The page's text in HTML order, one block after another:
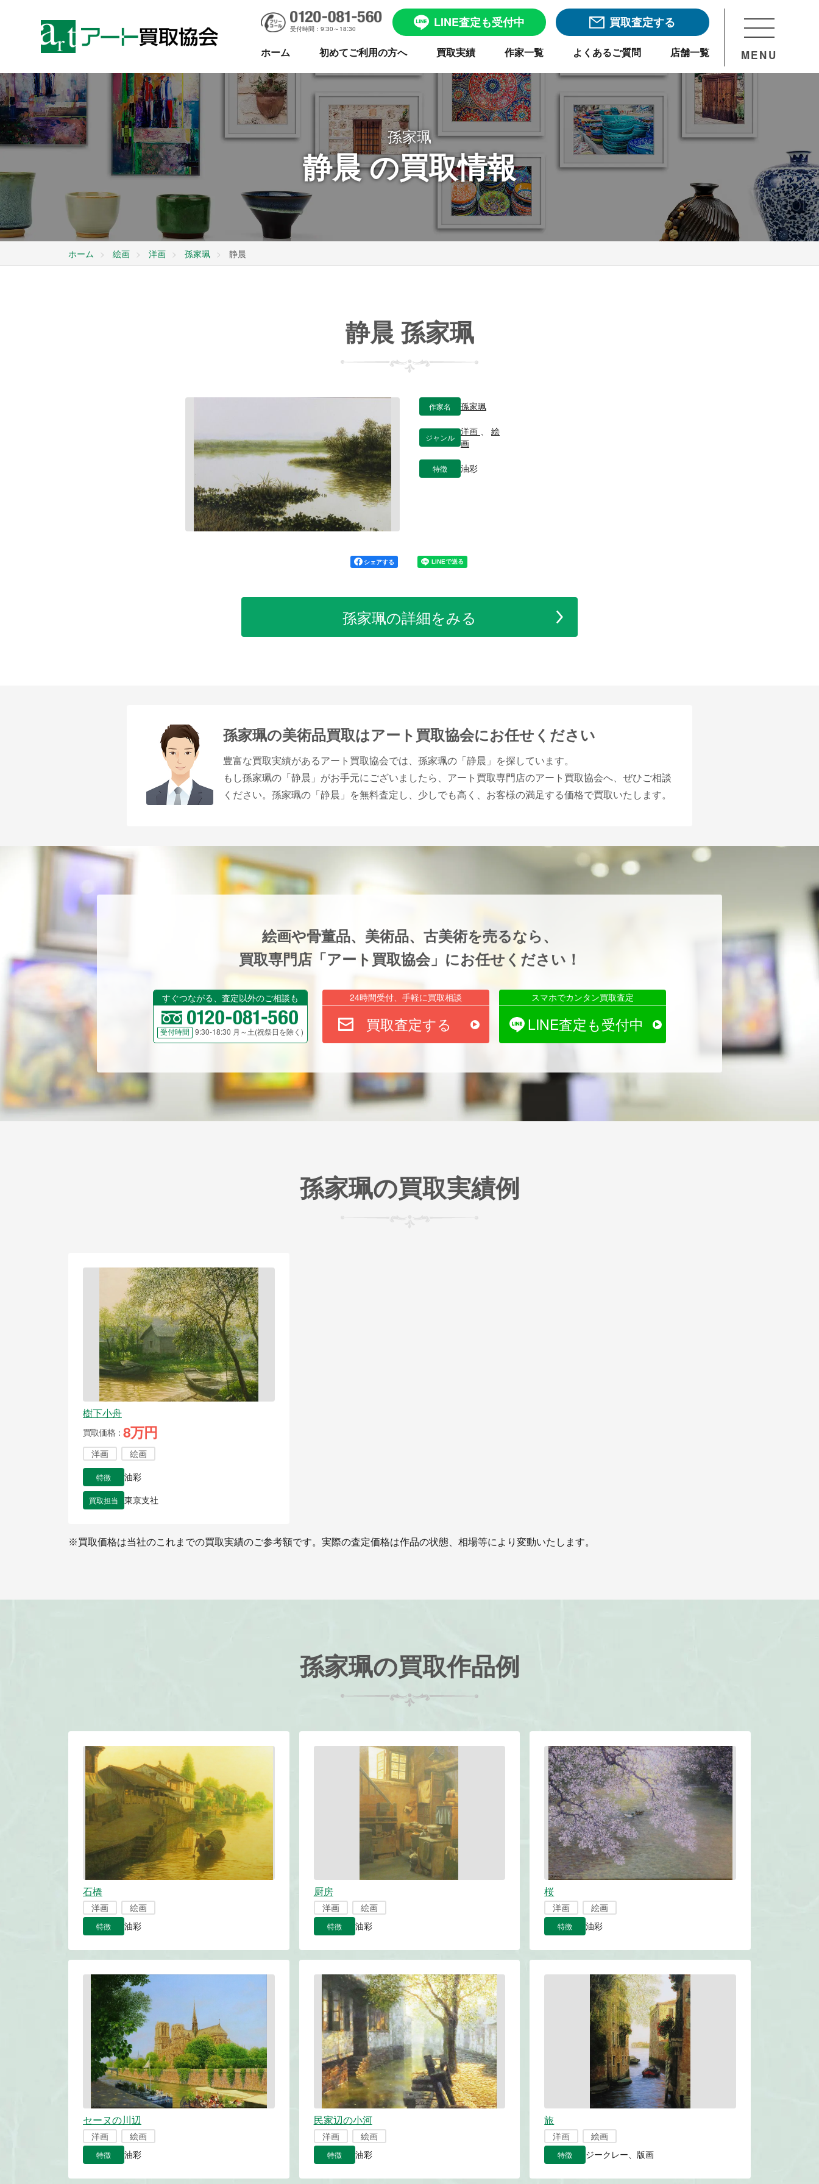
受付時間：9:30～18:30 LINE査定も受付中 買取査定する
ホーム 初めてご利用の方へ 買取実績 作家一覧 よくあるご質問 店舗一覧 MENU
孫家珮
静晨 の買取情報
ホーム 絵画 洋画 孫家珮 静晨
静晨 孫家珮
作家名 孫家珮
ジャンル
洋画
絵
画
特徴 油彩
シェアする
孫家珮の詳細をみる
孫家珮の美術品買取はアート買取協会にお任せください
豊富な買取実績があるアート買取協会では、孫家珮の「静晨」を探しています。
もし孫家珮の「静晨」がお手元にございましたら、アート買取専門店のアート買取協会へ、ぜひご相談
ください。孫家珮の「静晨」を無料査定し、少しでも高く、お客様の満足する価格で買取いたします。
絵画や骨董品、美術品、古美術を売るなら、
買取専門店「アート買取協会」にお任せください！
すぐつながる、査定以外のご相談も
受付時間 9:30-18:30 月～土(祝祭日を除く)
24時間受付、手軽に買取相談
買取査定する
スマホでカンタン買取査定
LINE査定も受付中
孫家珮の買取実績例
樹下小舟
買取価格 8万円
洋画 絵画
特徴 油彩
買取担当 東京支社
※買取価格は当社のこれまでの買取実績のご参考額です。実際の査定価格は作品の状態、相場等により変動いたします。
孫家珮の買取作品例
石橋
洋画 絵画
特徴 油彩
厨房
洋画 絵画
特徴 油彩
桜
洋画 絵画
特徴 油彩
セーヌの川辺
洋画 絵画
特徴 油彩
民家辺の小河
洋画 絵画
特徴 油彩
旅
洋画 絵画
特徴 ジークレー、版画